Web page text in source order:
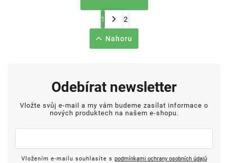
1 2
Nahoru
Odebírat newsletter
Vložte svůj e-mail a my vám budeme zasílat informace o
nových produktech na našem e-shopu.
Vložením e-mailu souhlasíte s podmínkami ochrany osobních údajů